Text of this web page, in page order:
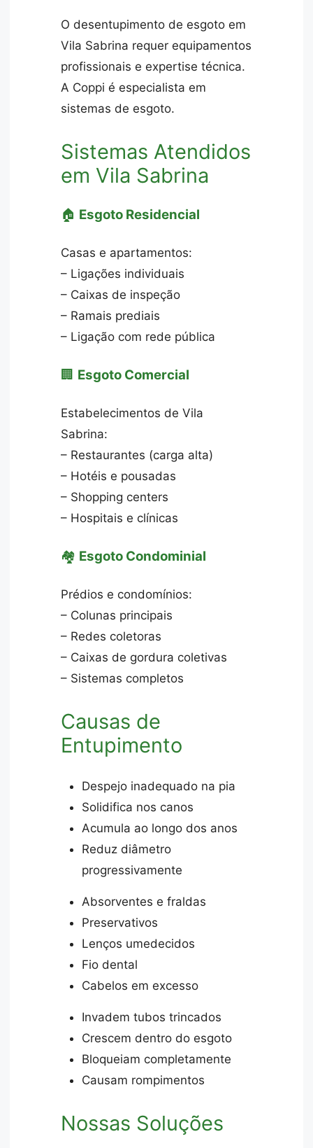
O desentupimento de esgoto em
Vila Sabrina requer equipamentos
profissionais e expertise técnica.
A Coppi é especialista em
sistemas de esgoto.
Sistemas Atendidos
em Vila Sabrina
🏠 Esgoto Residencial
Casas e apartamentos:
– Ligações individuais
– Caixas de inspeção
– Ramais prediais
– Ligação com rede pública
🏢 Esgoto Comercial
Estabelecimentos de Vila
Sabrina:
– Restaurantes (carga alta)
– Hotéis e pousadas
– Shopping centers
– Hospitais e clínicas
🏘️ Esgoto Condominial
Prédios e condomínios:
– Colunas principais
– Redes coletoras
– Caixas de gordura coletivas
– Sistemas completos
Causas de
Entupimento
Despejo inadequado na pia
Solidifica nos canos
Acumula ao longo dos anos
Reduz diâmetro
progressivamente
Absorventes e fraldas
Preservativos
Lenços umedecidos
Fio dental
Cabelos em excesso
Invadem tubos trincados
Crescem dentro do esgoto
Bloqueiam completamente
Causam rompimentos
Nossas Soluções